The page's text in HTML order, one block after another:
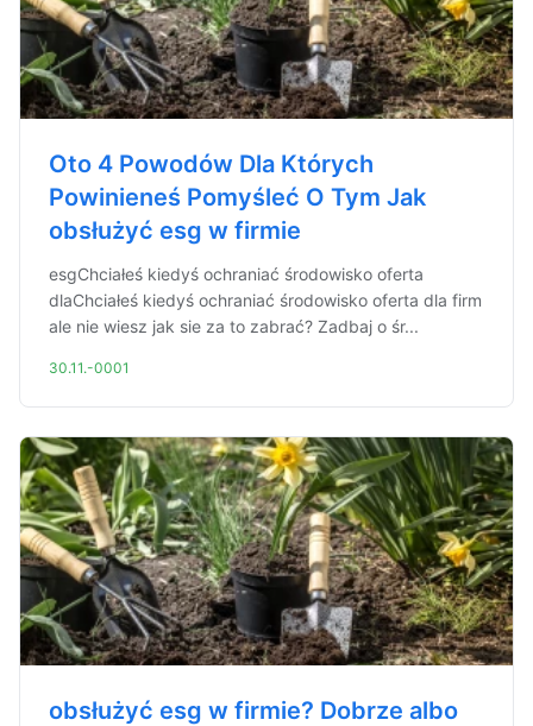
Oto 4 Powodów Dla Których
Powinieneś Pomyśleć O Tym Jak
obsłużyć esg w firmie
esgChciałeś kiedyś ochraniać środowisko oferta
dlaChciałeś kiedyś ochraniać środowisko oferta dla firm
ale nie wiesz jak sie za to zabrać? Zadbaj o śr...
30.11.-0001
obsłużyć esg w firmie? Dobrze albo